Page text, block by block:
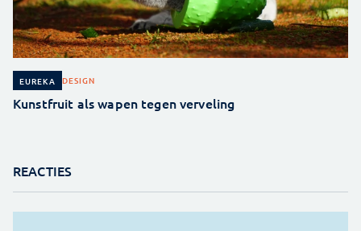
EUREKA DESIGN
Kunstfruit als wapen tegen verveling
REACTIES